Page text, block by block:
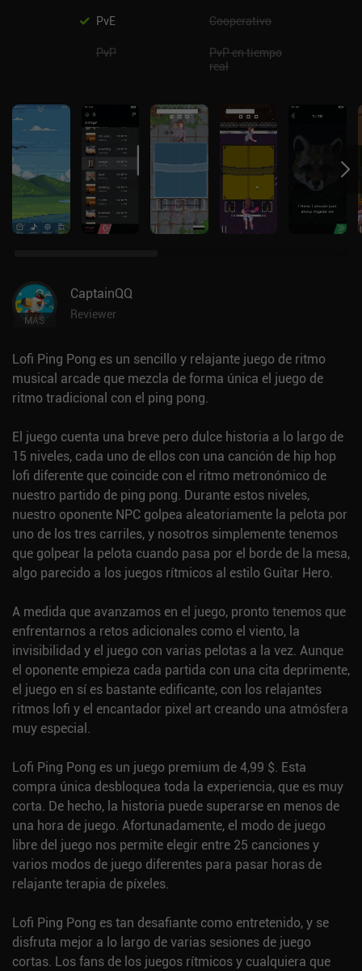
PvE Cooperativo
PvP
PvP en tiempo
real
MÁS
CaptainQQ
Reviewer
Lofi Ping Pong es un sencillo y relajante juego de ritmo
musical arcade que mezcla de forma única el juego de
ritmo tradicional con el ping pong.
El juego cuenta una breve pero dulce historia a lo largo de
15 niveles, cada uno de ellos con una canción de hip hop
lofi diferente que coincide con el ritmo metronómico de
nuestro partido de ping pong. Durante estos niveles,
nuestro oponente NPC golpea aleatoriamente la pelota por
uno de los tres carriles, y nosotros simplemente tenemos
que golpear la pelota cuando pasa por el borde de la mesa,
algo parecido a los juegos rítmicos al estilo Guitar Hero.
A medida que avanzamos en el juego, pronto tenemos que
enfrentarnos a retos adicionales como el viento, la
invisibilidad y el juego con varias pelotas a la vez. Aunque
el oponente empieza cada partida con una cita deprimente,
el juego en sí es bastante edificante, con los relajantes
ritmos lofi y el encantador pixel art creando una atmósfera
muy especial.
Lofi Ping Pong es un juego premium de 4,99 $. Esta
compra única desbloquea toda la experiencia, que es muy
corta. De hecho, la historia puede superarse en menos de
una hora de juego. Afortunadamente, el modo de juego
libre del juego nos permite elegir entre 25 canciones y
varios modos de juego diferentes para pasar horas de
relajante terapia de píxeles.
Lofi Ping Pong es tan desafiante como entretenido, y se
disfruta mejor a lo largo de varias sesiones de juego
cortas. Los fans de los juegos rítmicos y cualquiera que